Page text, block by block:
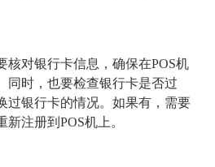
核对银行卡信息，确保在POS机
同时，也要检查银行卡是否过
过银行卡的情况。如果有，需要
注册到POS机上。